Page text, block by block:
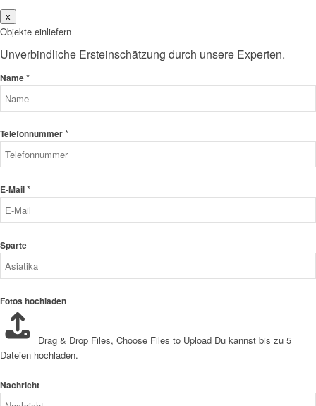
x
Objekte einliefern
Unverbindliche Ersteinschätzung durch unsere Experten.
Name*
Telefonnummer*
E-Mail*
Sparte
Fotos hochladen
Drag & Drop Files, Choose Files to Upload Du kannst bis zu 5
Dateien hochladen.
Nachricht